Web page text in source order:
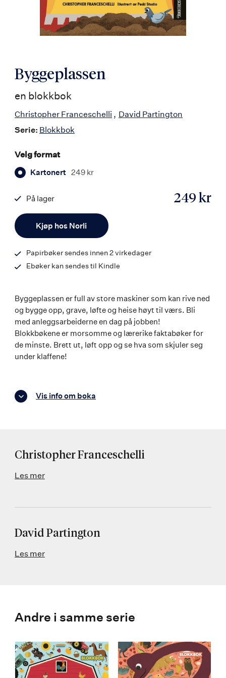
Byggeplassen
en blokkbok
Christopher Franceschelli
David Partington
Serie: Blokkbok
Velg format
Kartonert 249 kr
Kjøp hos Norli
249 kr
På lager
9788203456848
Papirbøker sendes innen 2 virkedager
Ebøker kan sendes til Kindle
Byggeplassen er full av store maskiner som kan rive ned
og bygge opp, grave, løfte og heise høyt til værs. Bli
med anleggsarbeiderne en dag på jobben!
Blokkbøkene er morsomme og lærerike faktabøker for
de minste. Brett ut, løft opp og se hva som skjuler seg
under klaffene!
Vis info om boka
Christopher Franceschelli
Les mer
David Partington
Les mer
Andre i samme serie